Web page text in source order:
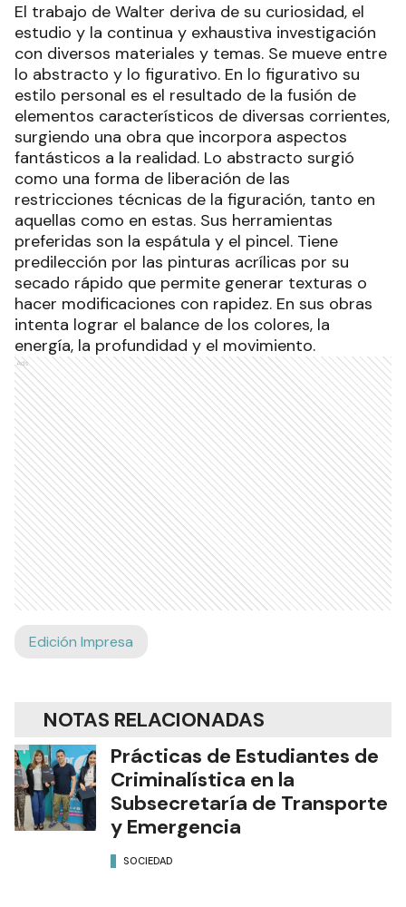
El trabajo de Walter deriva de su curiosidad, el
estudio y la continua y exhaustiva investigación
con diversos materiales y temas. Se mueve entre
lo abstracto y lo figurativo. En lo figurativo su
estilo personal es el resultado de la fusión de
elementos característicos de diversas corrientes,
surgiendo una obra que incorpora aspectos
fantásticos a la realidad. Lo abstracto surgió
como una forma de liberación de las
restricciones técnicas de la figuración, tanto en
aquellas como en estas. Sus herramientas
preferidas son la espátula y el pincel. Tiene
predilección por las pinturas acrílicas por su
secado rápido que permite generar texturas o
hacer modificaciones con rapidez. En sus obras
intenta lograr el balance de los colores, la
energía, la profundidad y el movimiento.
Ads
Edición Impresa
NOTAS RELACIONADAS
Prácticas de Estudiantes de
Criminalística en la
Subsecretaría de Transporte
y Emergencia
SOCIEDAD